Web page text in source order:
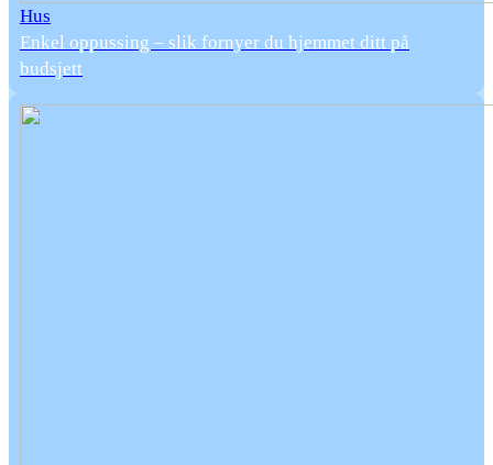
Hus
Enkel oppussing – slik fornyer du hjemmet ditt på
budsjett